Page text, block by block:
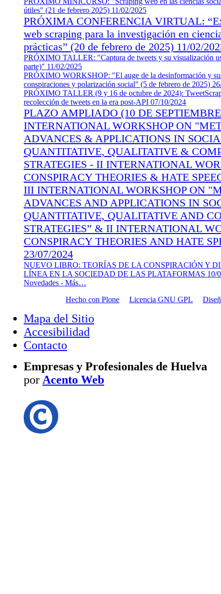
útiles" (21 de febrero 2025) 11/02/2025
PRÓXIMA CONFERENCIA VIRTUAL:
web scraping para la investigación en
prácticas” (20 de febrero de 2025) 11/02/
PRÓXIMO TALLER: "Captura de tweets y su visualización
parte)" 11/02/2025
PRÓXIMO WORKSHOP: "El auge de la desinformación y
conspiraciones y polarización social" (5 de febrero de 2025)
PRÓXIMO TALLER (9 y 16 de octubre de 2024):
recolección de tweets en la era post-API 07/10/2024
PLAZO AMPLIADO (10 DE
INTERNATIONAL WORKSHOP ON
ADVANCES & APPLICATIONS IN
QUANTITATIVE, QUALITATIVE &
STRATEGIES - II INTERNATIONAL
CONSPIRACY THEORIES & HATE
III INTERNATIONAL WORKSHOP ON
ADVANCES AND APPLICATIONS IN
QUANTITATIVE, QUALITATIVE AND
STRATEGIES” & II INTERNATIONAL
CONSPIRACY THEORIES AND HATE
23/07/2024
NUEVO LIBRO: TEORÍAS DE LA CONSPIRACIÓN Y
LÍNEA EN LA SOCIEDAD DE LAS PLATAFORMAS 10/
Novedades - Más…
Hecho con Plone
Licencia GNU GPL
Mapa del Sitio
Accesibilidad
Contacto
Empresas y Profesionales de Huelva
por Acento Web